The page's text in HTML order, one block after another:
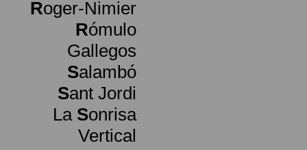
Roger-Nimier
Rómulo
Gallegos
Salambó
Sant Jordi
La Sonrisa
Vertical